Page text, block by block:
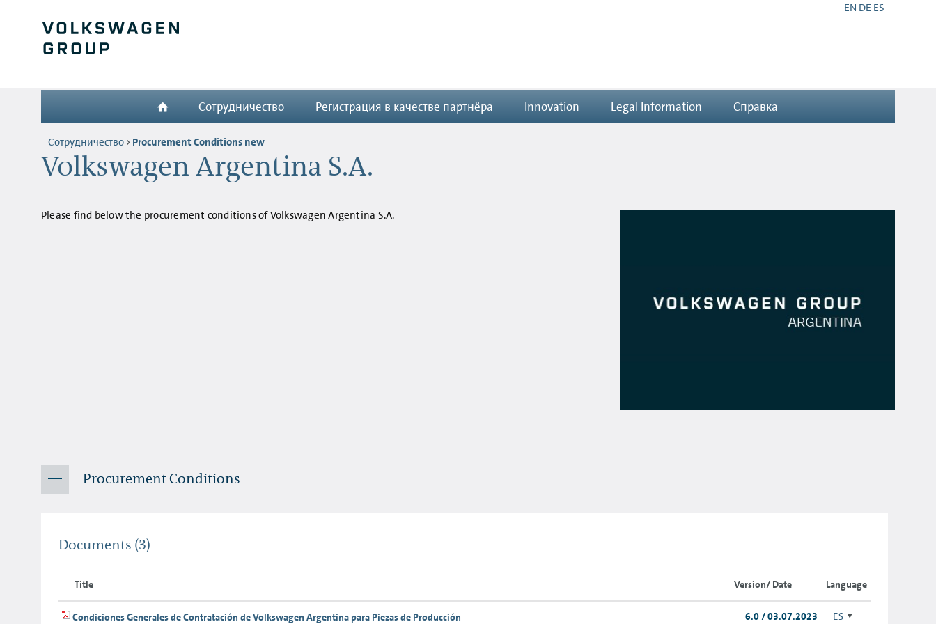
EN DE ES
Сотрудничество Регистрация в качестве партнёра Innovation Legal Information Справка
Сотрудничество Procurement Conditions new
Volkswagen Argentina S.A.
Please find below the procurement conditions of Volkswagen Argentina S.A.
Procurement Conditions
Documents (3)
Title Version/ Date Language
Condiciones Generales de Contratación de Volkswagen Argentina para Piezas de Producción 6.0 / 03.07.2023 ES